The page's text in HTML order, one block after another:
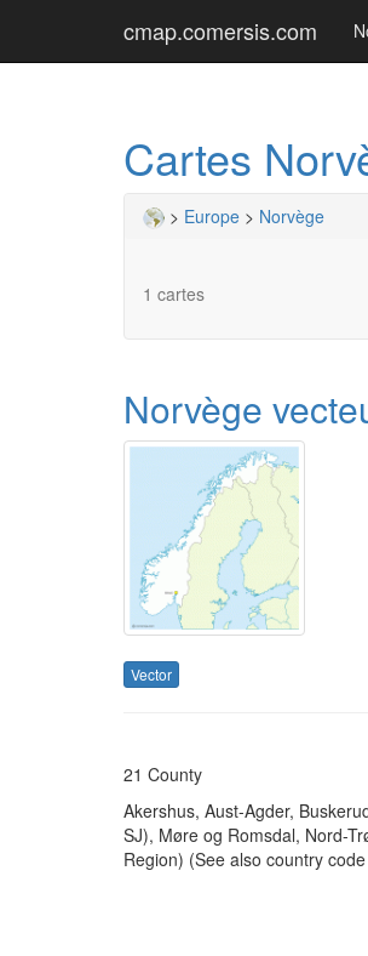
cmap.comersis.com
Cartes
> Europe > Norvège
1 cartes
Norvège
Vector
21 County
Akershus, Aust-Agder,
SJ), Møre og Romsdal, Nord-
Region) (See also country